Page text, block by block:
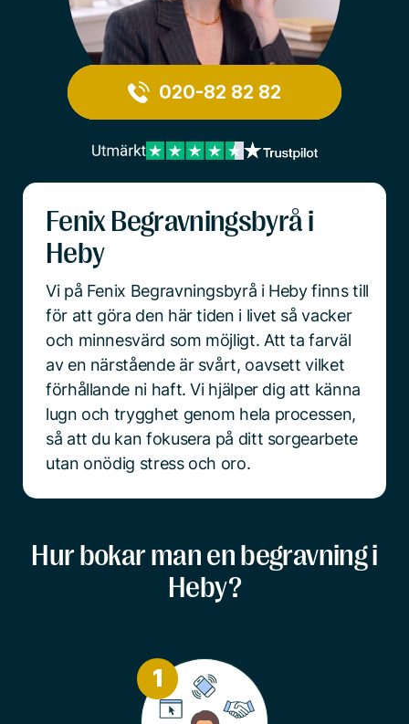
020-82 82 82
Fenix Begravningsbyrå i
Heby
Vi på Fenix Begravningsbyrå i Heby finns till
för att göra den här tiden i livet så vacker
och minnesvärd som möjligt. Att ta farväl
av en närstående är svårt, oavsett vilket
förhållande ni haft. Vi hjälper dig att känna
lugn och trygghet genom hela processen,
så att du kan fokusera på ditt sorgearbete
utan onödig stress och oro.
Hur bokar man en begravning i
Heby?
1